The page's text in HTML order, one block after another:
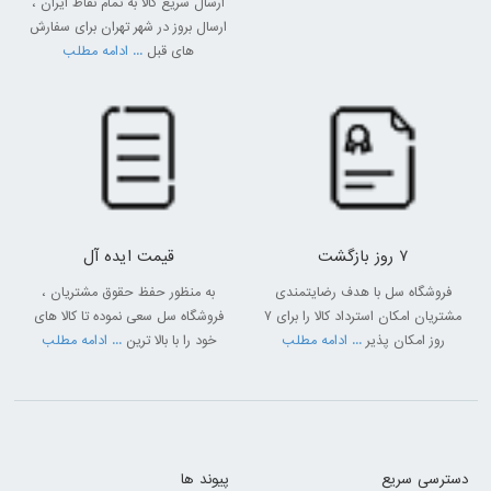
صدا و سیما را روی تلویزیون خود دریافت کنید و دیگر نیازی به خرید
مشتریان مقرون به صرفه‌تر است و همین موضوع سبب شده تا زودتر از
ارسال بروز در شهر تهران برای سفارش
های قبل ... ادامه مطلب
7 روز بازگشت
فروشگاه سل با هدف رضایتمندی
مشتریان امکان استرداد کالا را برای 7
روز امکان پذیر... ادامه مطلب
قیمت ایده آل
به منظور حفظ حقوق مشتریان ،
فروشگاه سل سعی نموده تا کالا های
خود را با بالا ترین ... ادامه مطلب
دسترسی سریع پیوند ها